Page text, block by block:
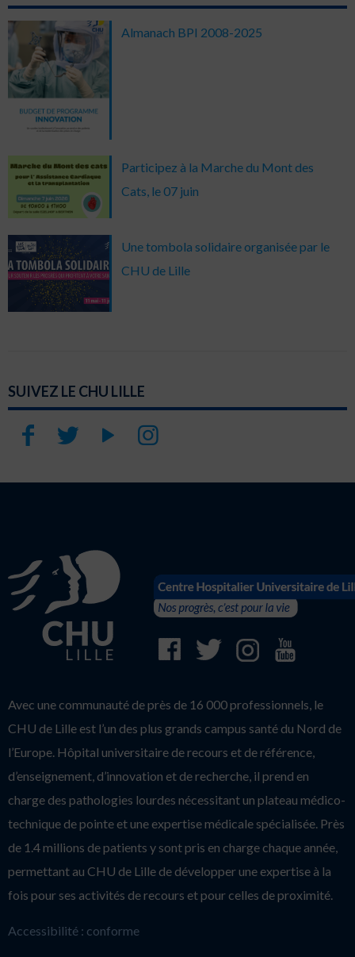
Almanach BPI 2008-2025
Participez à la Marche du Mont des
Cats, le 07 juin
Une tombola solidaire organisée par le
CHU de Lille
SUIVEZ LE CHU LILLE
Avec une communauté de près de 16 000 professionnels, le
CHU de Lille est l’un des plus grands campus santé du Nord de
l’Europe. Hôpital universitaire de recours et de référence,
d’enseignement, d’innovation et de recherche, il prend en
charge des pathologies lourdes nécessitant un plateau médico-
technique de pointe et une expertise médicale spécialisée. Près
de 1.4 millions de patients y sont pris en charge chaque année,
permettant au CHU de Lille de développer une expertise à la
fois pour ses activités de recours et pour celles de proximité.
Accessibilité : conforme